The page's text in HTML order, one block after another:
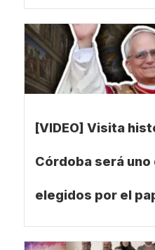
[VIDEO] Visita
Córdoba será
elegidos por el